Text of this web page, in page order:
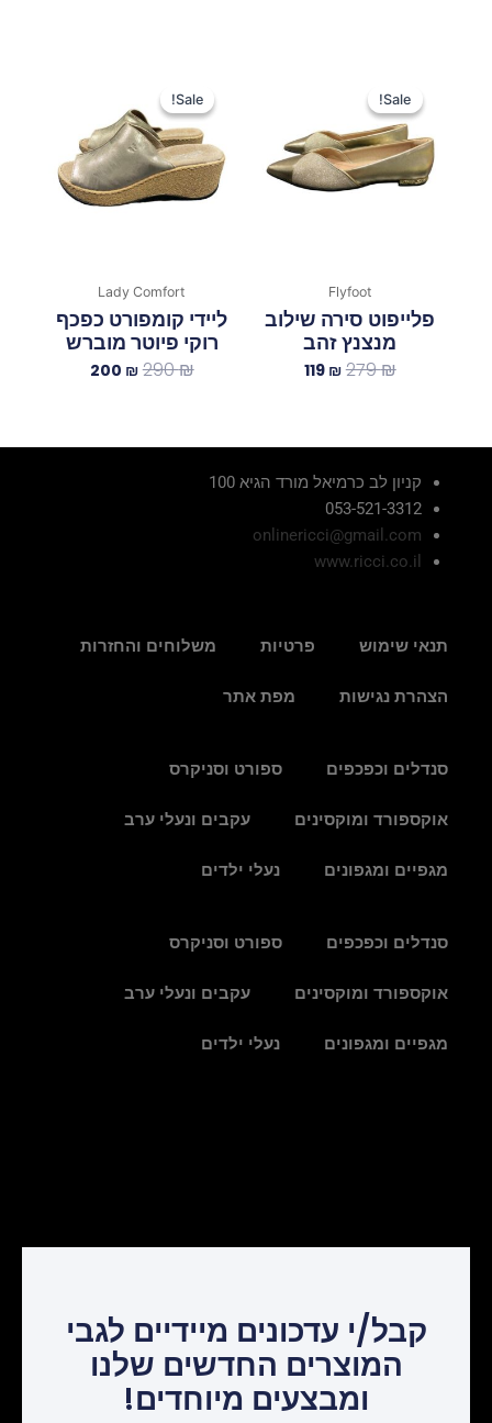
Sale!
Sale!
Flyfoot
פלייפוט סירה שילוב
מנצנץ זהב
279₪
279 ₪.
119 ₪
119 ₪.
Sale!
Sale!
Lady Comfort
ליידי קומפורט כפכף
רוקי פיוטר מוברש
290₪
היה:
290 ₪.
200 ₪
200 ₪.
קניון לב כרמיאל מורד הגיא 100
053-521-3312
onlinericci@gmail.com
www.ricci.co.il
תנאי שימוש פרטיות משלוחים והחזרות
הצהרת נגישות מפת אתר
סנדלים וכפכפים ספורט וסניקרס
אוקספורד ומוקסינים עקבים ונעלי ערב
מגפיים ומגפונים נעלי ילדים
סנדלים וכפכפים ספורט וסניקרס
אוקספורד ומוקסינים עקבים ונעלי ערב
מגפיים ומגפונים נעלי ילדים
קבל/י עדכונים מיידיים לגבי
המוצרים החדשים שלנו
ומבצעים מיוחדים!